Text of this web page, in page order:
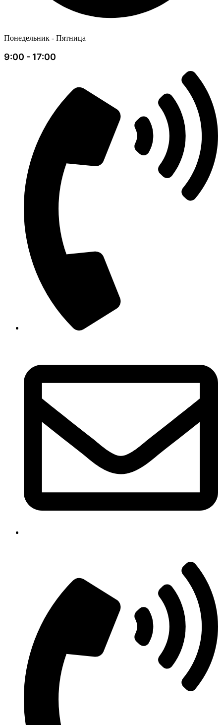
Понедельник - Пятница
9:00 - 17:00